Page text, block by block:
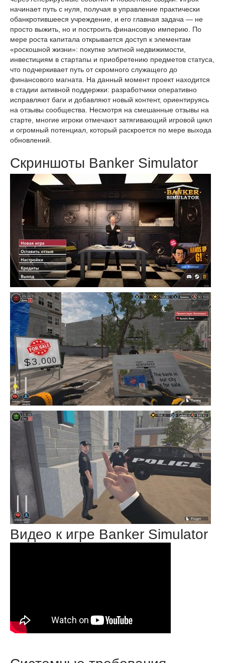
начинает путь с нуля, получая в управление практически
обанкротившееся учреждение, и его главная задача — не
просто выжить, но и построить финансовую империю. По
мере роста капитала открывается доступ к элементам
«роскошной жизни»: покупке элитной недвижимости,
инвестициям в стартапы и приобретению предметов статуса,
что подчеркивает путь от скромного служащего до
финансового магната. На данный момент проект находится
в стадии активной поддержки: разработчики оперативно
исправляют баги и добавляют новый контент, ориентируясь
на отзывы сообщества. Несмотря на смешанные отзывы на
старте, многие игроки отмечают затягивающий игровой цикл
и огромный потенциал, который раскроется по мере выхода
обновлений.
Скриншоты Banker Simulator
Видео к игре Banker Simulator